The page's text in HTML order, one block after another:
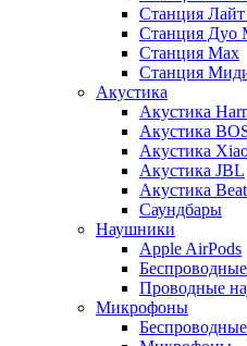
Станция Лайт
Станция Дуо
Станция Max
Станция
Акустика
Акустика
Акустика
Акустика
Акустика JBL
Акустика
Саундбары
Наушники
Apple AirPods
Проводные
Микрофоны